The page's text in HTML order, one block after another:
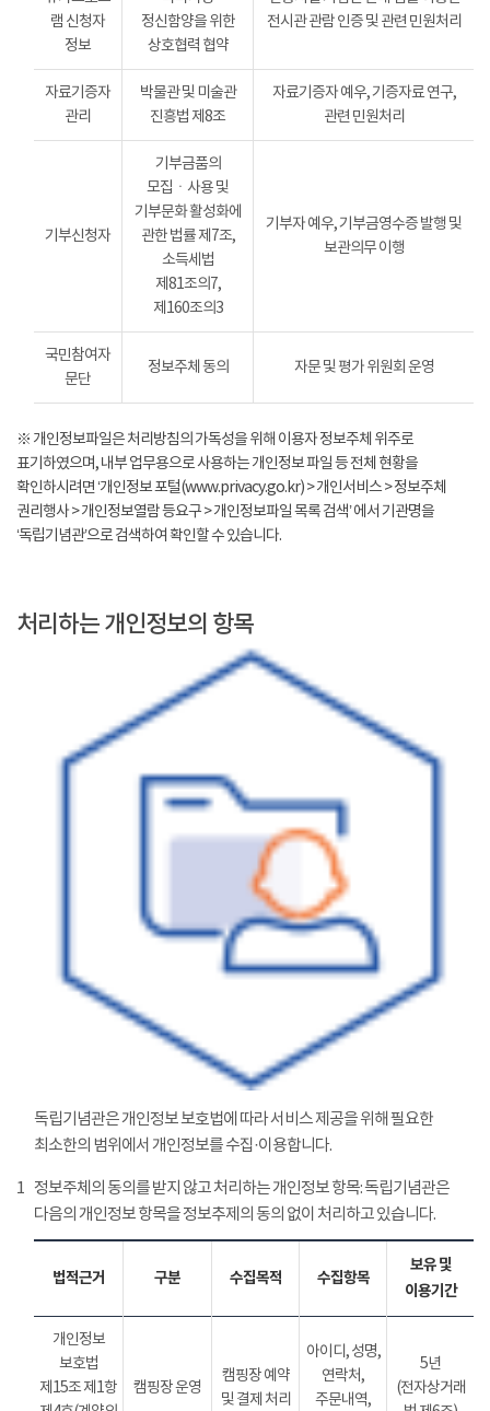
램 신청자
정보
정신함양을 위한
상호협력 협약
전시관 관람 인증 및 관련 민원처리
자료기증자
관리
박물관 및 미술관
진흥법 제8조
자료기증자 예우, 기증자료 연구,
관련 민원처리
기부신청자
기부금품의
모집ㆍ사용 및
기부문화 활성화에
관한 법률 제7조,
소득세법
제81조의7,
제160조의3
기부자 예우, 기부금영수증 발행 및
보관의무 이행
국민참여자
문단
정보주체 동의 자문 및 평가 위원회 운영
※ 개인정보파일은 처리방침의 가독성을 위해 이용자 정보주체 위주로
표기하였으며, 내부 업무용으로 사용하는 개인정보 파일 등 전체 현황을
확인하시려면 ‘개인정보 포털(www.privacy.go.kr) > 개인서비스 > 정보주체
권리행사 > 개인정보열람 등요구 > 개인정보파일 목록 검색’ 에서 기관명을
‘독립기념관’으로 검색하여 확인할 수 있습니다.
처리하는 개인정보의 항목
독립기념관은 개인정보 보호법에 따라 서비스 제공을 위해 필요한
최소한의 범위에서 개인정보를 수집·이용합니다.
1 정보주체의 동의를 받지 않고 처리하는 개인정보 항목: 독립기념관은
다음의 개인정보 항목을 정보추제의 동의 없이 처리하고 있습니다.
법적근거 구분 수집목적 수집항목
보유 및
이용기간
개인정보
보호법
제15조 제1항
캠핑장 운영
캠핑장 예약
및 결제 처리
아이디, 성명,
연락처,
주문내역,
5년
(전자상거래